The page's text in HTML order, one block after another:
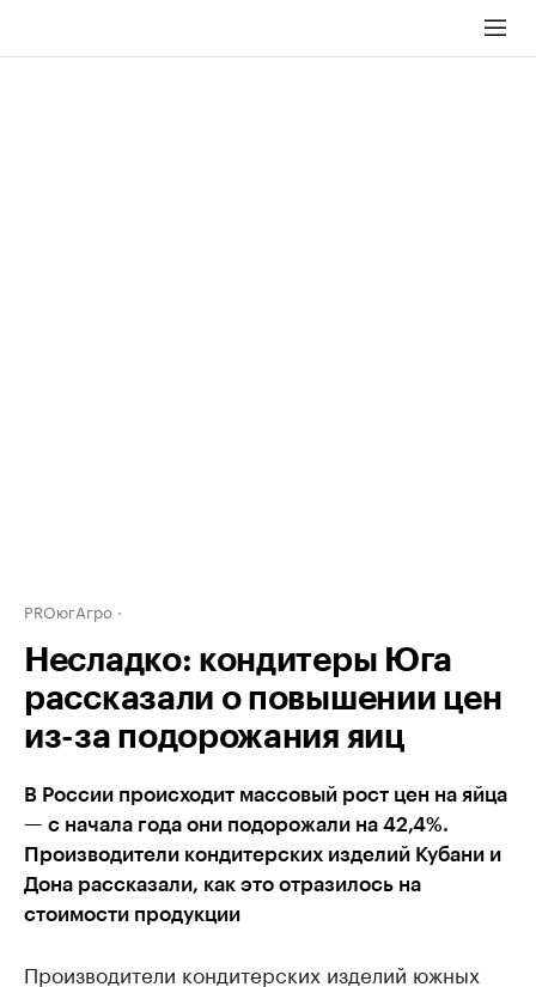
PROюгАгро
Несладко: кондитеры Юга
рассказали о повышении цен
из-за подорожания яиц
В России происходит массовый рост цен на яйца
— с начала года они подорожали на 42,4%.
Производители кондитерских изделий Кубани и
Дона рассказали, как это отразилось на
стоимости продукции
Производители кондитерских изделий южных